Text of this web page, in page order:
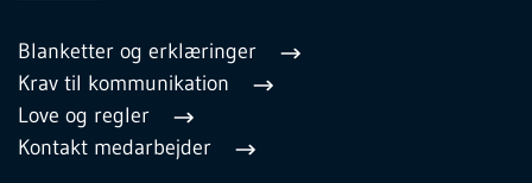
Blanketter og erklæringer
Krav til kommunikation
Love og regler
Kontakt medarbejder